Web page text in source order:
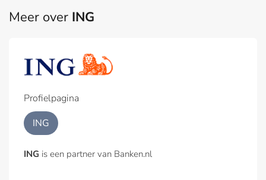
Meer over ING
Profielpagina
ING
ING is een partner van Banken.nl